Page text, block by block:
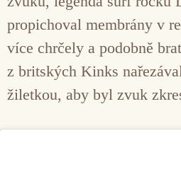
propichoval membrány v
více chrčely a podobně
z britských Kinks
žiletkou, aby byl zvuk